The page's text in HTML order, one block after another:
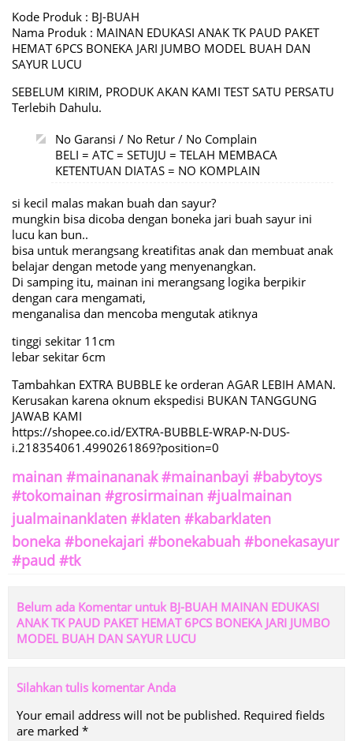
Kode Produk : BJ-BUAH
Nama Produk : MAINAN EDUKASI ANAK TK PAUD PAKET
HEMAT 6PCS BONEKA JARI JUMBO MODEL BUAH DAN
SAYUR LUCU
SEBELUM KIRIM, PRODUK AKAN KAMI TEST SATU PERSATU
Terlebih Dahulu.
No Garansi / No Retur / No Complain
BELI = ATC = SETUJU = TELAH MEMBACA
KETENTUAN DIATAS = NO KOMPLAIN
si kecil malas makan buah dan sayur?
mungkin bisa dicoba dengan boneka jari buah sayur ini
lucu kan bun..
bisa untuk merangsang kreatifitas anak dan membuat anak
belajar dengan metode yang menyenangkan.
Di samping itu, mainan ini merangsang logika berpikir
dengan cara mengamati,
menganalisa dan mencoba mengutak atiknya
tinggi sekitar 11cm
lebar sekitar 6cm
Tambahkan EXTRA BUBBLE ke orderan AGAR LEBIH AMAN.
Kerusakan karena oknum ekspedisi BUKAN TANGGUNG
JAWAB KAMI
https://shopee.co.id/EXTRA-BUBBLE-WRAP-N-DUS-
i.218354061.4990261869?position=0
mainan #mainananak #mainanbayi #babytoys
#tokomainan #grosirmainan #jualmainan
jualmainanklaten #klaten #kabarklaten
boneka #bonekajari #bonekabuah #bonekasayur
#paud #tk
Belum ada Komentar untuk BJ-BUAH MAINAN EDUKASI
ANAK TK PAUD PAKET HEMAT 6PCS BONEKA JARI JUMBO
MODEL BUAH DAN SAYUR LUCU
Silahkan tulis komentar Anda
Your email address will not be published. Required fields
are marked *